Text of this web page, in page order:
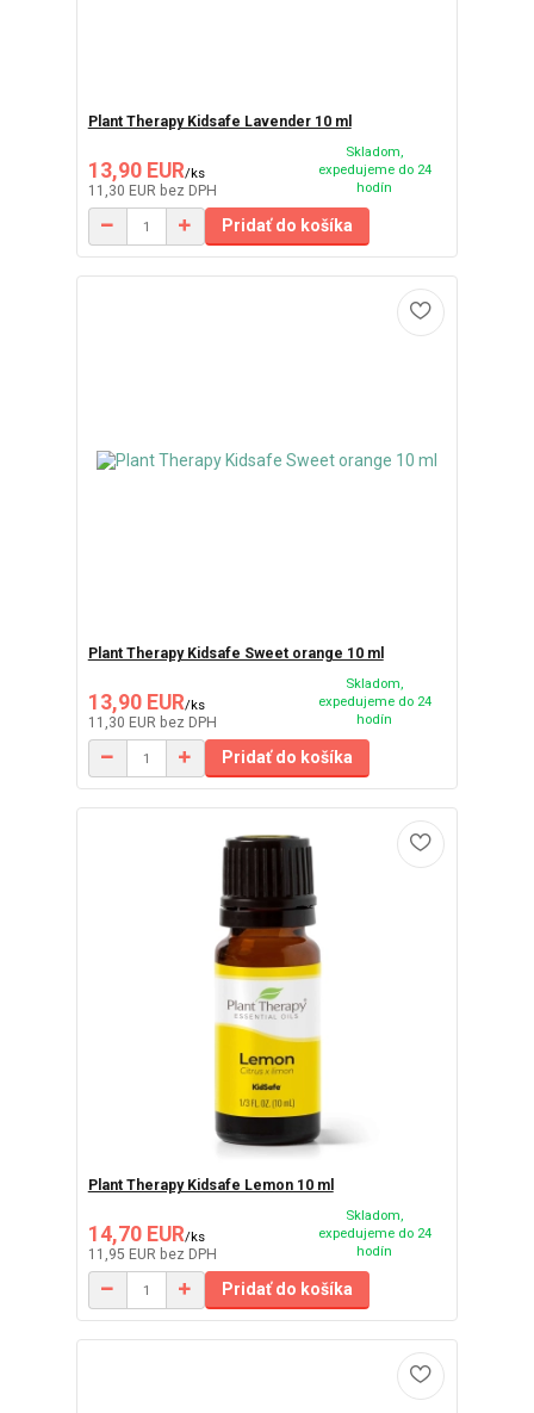
Plant Therapy Kidsafe Lavender 10 ml
13,90 EUR/ks
11,30 EUR bez DPH
Skladom,
expedujeme do 24
hodín
Pridať do košíka
Plant Therapy Kidsafe Sweet orange 10 ml
13,90 EUR/ks
11,30 EUR bez DPH
Skladom,
expedujeme do 24
hodín
Pridať do košíka
Plant Therapy Kidsafe Lemon 10 ml
14,70 EUR/ks
11,95 EUR bez DPH
Skladom,
expedujeme do 24
hodín
Pridať do košíka